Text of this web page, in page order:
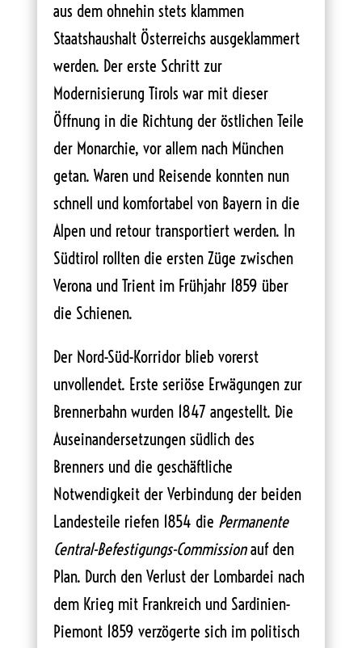
aus dem ohnehin stets klammen
Staatshaushalt Österreichs ausgeklammert
werden. Der erste Schritt zur
Modernisierung Tirols war mit dieser
Öffnung in die Richtung der östlichen Teile
der Monarchie, vor allem nach München
getan. Waren und Reisende konnten nun
schnell und komfortabel von Bayern in die
Alpen und retour transportiert werden. In
Südtirol rollten die ersten Züge zwischen
Verona und Trient im Frühjahr 1859 über
die Schienen.
Der Nord-Süd-Korridor blieb vorerst
unvollendet. Erste seriöse Erwägungen zur
Brennerbahn wurden 1847 angestellt. Die
Auseinandersetzungen südlich des
Brenners und die geschäftliche
Notwendigkeit der Verbindung der beiden
Landesteile riefen 1854 die Permanente
Central-Befestigungs-Commissionauf den
Plan. Durch den Verlust der Lombardei nach
dem Krieg mit Frankreich und Sardinien-
Piemont 1859 verzögerte sich im politisch